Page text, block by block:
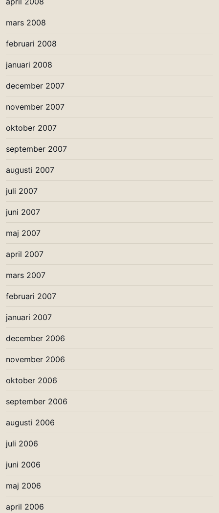
mars 2008
februari 2008
januari 2008
december 2007
november 2007
oktober 2007
september 2007
augusti 2007
juli 2007
juni 2007
maj 2007
april 2007
mars 2007
februari 2007
januari 2007
december 2006
november 2006
oktober 2006
september 2006
augusti 2006
juli 2006
juni 2006
maj 2006
april 2006